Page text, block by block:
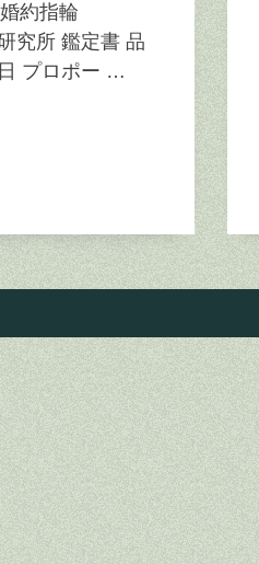
約指輪
究所 鑑定書 品
プロポー …